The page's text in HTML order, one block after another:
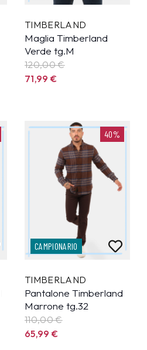
TIMBERLAND
Maglia Timberland
Verde tg.M
120,00 €
71,99€
40%
CAMPIONARIO
TIMBERLAND
Pantalone Timberland
Marrone tg.32
110,00 €
65,99€